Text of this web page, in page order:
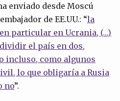
enviado desde Moscú
de EE.UU.: “la
particular en Ucrania, (…)
el país en dos,
incluso, como algunos
lo que obligaría a Rusia
no”.